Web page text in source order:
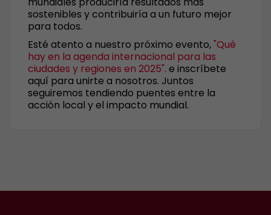
sostenibles y contribuiría a un futuro mejor
para todos.
Esté atento a nuestro próximo evento,"Qué
hay en la agenda internacional para las
ciudades y regiones en 2025". e inscríbete
aquí para unirte a nosotros. Juntos
seguiremos tendiendo puentes entre la
acción local y el impacto mundial.